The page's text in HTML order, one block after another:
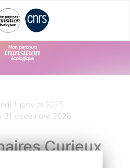
1 janvier 2025
31 décembre 2026
Curieux